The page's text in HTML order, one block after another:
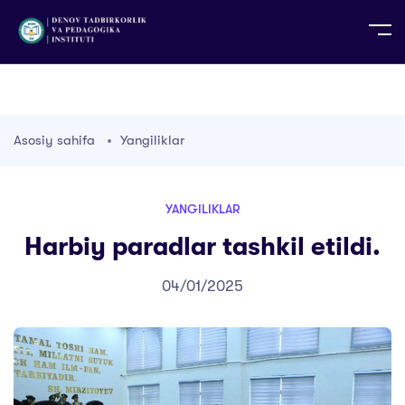
TG TR
Asosiy sahifa Yangiliklar
YANGILIKLAR
Harbiy paradlar tashkil etildi.
04/01/2025